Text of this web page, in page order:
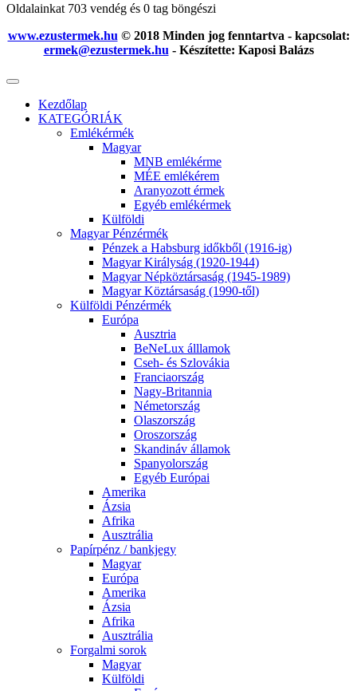
Oldalainkat 703 vendég és 0 tag böngészi
www.ezustermek.hu © 2018 Minden jog fenntartva - kapcsolat:
ermek@ezustermek.hu - Készítette: Kaposi Balázs
Kezdőlap
KATEGÓRIÁK
Emlékérmék
Magyar
MNB emlékérme
MÉE emlékérem
Aranyozott érmek
Egyéb emlékérmek
Külföldi
Magyar Pénzérmék
Pénzek a Habsburg időkből (1916-ig)
Magyar Királyság (1920-1944)
Magyar Népköztársaság (1945-1989)
Magyar Köztársaság (1990-től)
Külföldi Pénzérmék
Európa
Ausztria
BeNeLux álllamok
Cseh- és Szlovákia
Franciaország
Nagy-Britannia
Németország
Olaszország
Oroszország
Skandináv államok
Spanyolország
Egyéb Európai
Amerika
Ázsia
Afrika
Ausztrália
Papírpénz / bankjegy
Magyar
Európa
Amerika
Ázsia
Afrika
Ausztrália
Forgalmi sorok
Magyar
Külföldi